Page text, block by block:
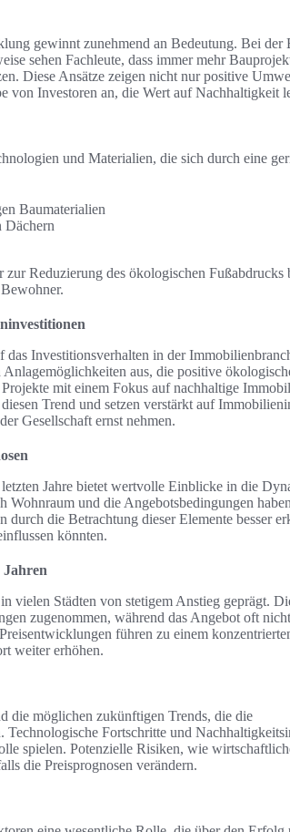
gewinnt zunehmend an Bedeutung. Bei der
sehen Fachleute, dass immer mehr
Diese Ansätze zeigen nicht nur positive
von Investoren an, die Wert auf Nachhaltigkeit
und Materialien, die sich durch eine
Baumaterialien
Dächern
Reduzierung des ökologischen Fußabdrucks
Investitionsverhalten in der
aus, die positive
mit einem Fokus auf nachhaltige
Trend und setzen verstärkt auf
Gesellschaft ernst nehmen.
Jahre bietet wertvolle Einblicke in die
Wohnraum und die Angebotsbedingungen
die Betrachtung dieser Elemente besser
könnten.
Jahren
vielen Städten von stetigem Anstieg geprägt.
zugenommen, während das Angebot oft
führen zu einem
weiter erhöhen.
die möglichen zukünftigen Trends, die die
Fortschritte und
spielen. Potenzielle Risiken, wie
die Preisprognosen verändern.